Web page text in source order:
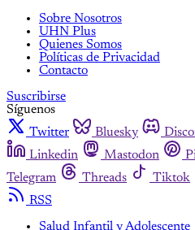
Sobre Nosotros
UHN Plus
Quienes Somos
Políticas de Privacidad
Contacto
Suscribirse
Síguenos
Twitter
Bluesky
Linkedin
Mastodon
Telegram
Threads Tiktok
RSS
Salud Infantil y Adolescente